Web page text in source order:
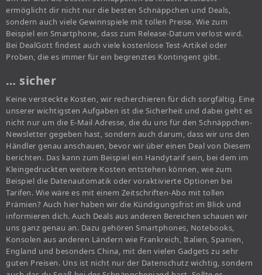
ermöglicht dir nicht nur die besten Schnäppchen und Deals,
sondern auch viele Gewinnspiele mit tollen Preise. Wie zum
Beispiel ein Smartphone, dass zum Release-Datum verlost wird.
Bei DealGott findest auch viele kostenlose Test-Artikel oder
Proben, die es immer für ein begrenztes Kontingent gibt.
… sicher
Keine versteckte Kosten, wir recherchieren für dich sorgfältig. Eine
unserer wichtigsten Aufgaben ist die Sicherheit und dabei geht es
nicht nur um die E-Mail Adresse, die du uns für den Schnäppchen-
Newsletter gegeben hast, sondern auch darum, dass wir uns den
Händler genau anschauen, bevor wir über einen Deal von Diesem
berichten. Das kann zum Beispiel ein Handytarif sein, bei dem im
Kleingedruckten weitere Kosten entstehen können, wie zum
Beispiel die Datenautomatik oder voraktivierte Optionen bei
Tarifen. Wie wäre es mit einem Zeitschriften-Abo mit tollen
Prämien? Auch hier haben wir die Kündigungsfrist im Blick und
informieren dich. Auch Deals aus anderen Bereichen schauen wir
uns ganz genau an. Dazu gehören Smartphones, Notebooks,
Konsolen aus anderen Ländern wie Frankreich, Italien, Spanien,
England und besonders China, mit den vielen Gadgets zu sehr
guten Preisen. Uns ist nicht nur der Datenschutz wichtig, sondern